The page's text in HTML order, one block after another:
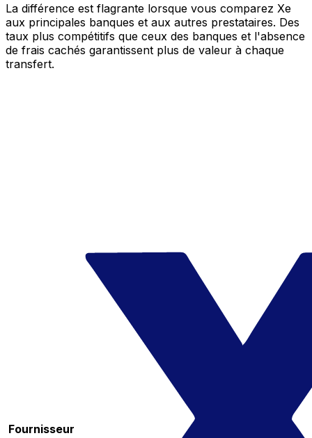
La différence est flagrante lorsque vous comparez Xe
aux principales banques et aux autres prestataires. Des
taux plus compétitifs que ceux des banques et l'absence
de frais cachés garantissent plus de valeur à chaque
transfert.
Fournisseur